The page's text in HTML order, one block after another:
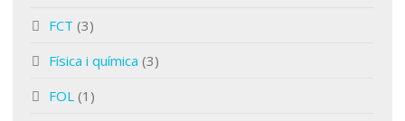
FCT (3)
Física i química (3)
FOL (1)